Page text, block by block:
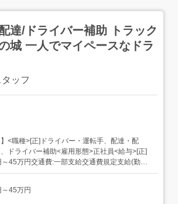
達/ドライバー補助 トラック
城 一人でマイペースなドラ
ッフ
】<職種>[正]ドライバー・運転手、配達・配
ドライバー補助<雇用形態>正社員<給与>[正]
～45万円交通費:一部支給交通費規定支給(勤務
入イメージ>月358050円以上+残業・深夜手
介護施設の送迎郵便配送 スーパーの配送(か
45万円